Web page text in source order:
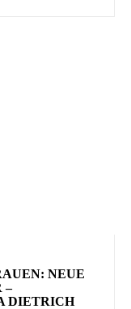
NEUE
–
DIETRICH